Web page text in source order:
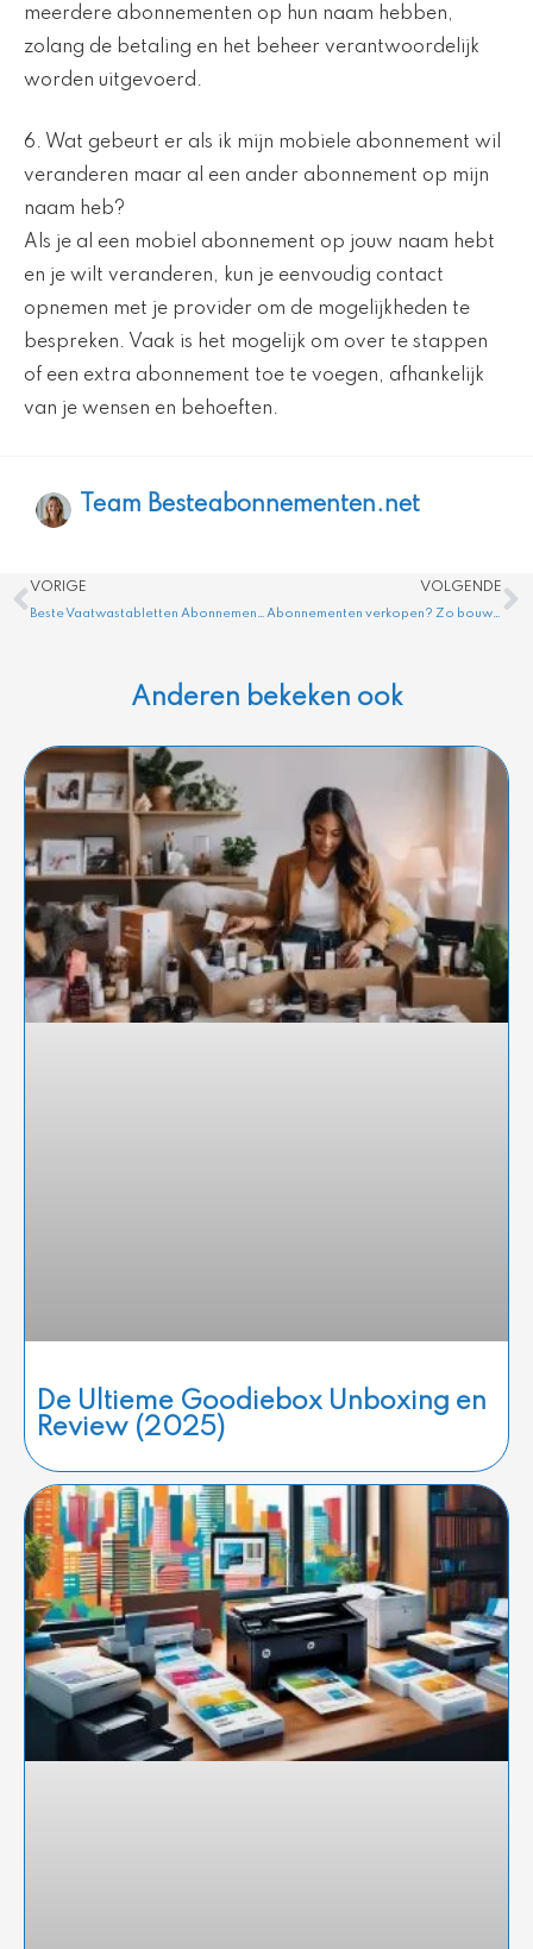
meerdere abonnementen op hun naam hebben,
zolang de betaling en het beheer verantwoordelijk
worden uitgevoerd.
6. Wat gebeurt er als ik mijn mobiele abonnement wil
veranderen maar al een ander abonnement op mijn
naam heb?
Als je al een mobiel abonnement op jouw naam hebt
en je wilt veranderen, kun je eenvoudig contact
opnemen met je provider om de mogelijkheden te
bespreken. Vaak is het mogelijk om over te stappen
of een extra abonnement toe te voegen, afhankelijk
van je wensen en behoeften.
Team Besteabonnementen.net
Vorige
VORIGE VOLGENDE
Abonnementen verkopen? Zo bouw je een winstgevend model
Anderen bekeken ook
De Ultieme Goodiebox Unboxing en
Review (2025)